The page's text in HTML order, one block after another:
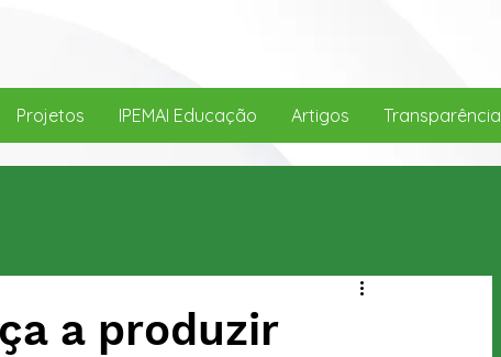
Projetos IPEMAI Educação Artigos Transparência
a produzir